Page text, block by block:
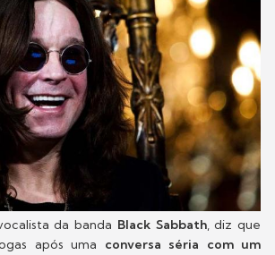
da banda Black Sabbath, diz que
após uma conversa séria com um